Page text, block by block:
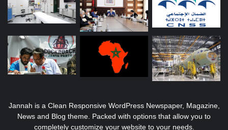
Jannah is a Clean Responsive WordPress Newspaper, Magazine,
News and Blog theme. Packed with options that allow you to
completely customize your website to your needs.